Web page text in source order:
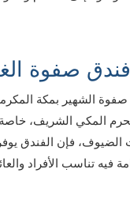
صفوة
الشهير بمكة
المكي الشريف،
فإن الفندق
فيه تناسب الأفراد